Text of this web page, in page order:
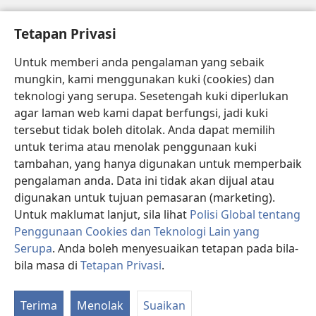
Tetapan Privasi
Untuk memberi anda pengalaman yang sebaik
mungkin, kami menggunakan kuki (cookies) dan
teknologi yang serupa. Sesetengah kuki diperlukan
agar laman web kami dapat berfungsi, jadi kuki
tersebut tidak boleh ditolak. Anda dapat memilih
untuk terima atau menolak penggunaan kuki
tambahan, yang hanya digunakan untuk memperbaik
pengalaman anda. Data ini tidak akan dijual atau
digunakan untuk tujuan pemasaran (marketing).
Untuk maklumat lanjut, sila lihat Polisi Global tentang
Penggunaan Cookies dan Teknologi Lain yang
Serupa. Anda boleh menyesuaikan tetapan pada bila-
bila masa di Tetapan Privasi.
Terima Menolak Suaikan
(membuka
tetingkap
baharu)PERPUSTAKAAN DALAM TALIAN Watchtower
(membuka
tetingkap
baharu)JW Hub ®
(membuka
tetingkap
baharu)
®
Watchtower Library®
Copyright© 2026 Watch Tower Bible and Tract Society of Pennsylvania.
SYARAT PENGGUNAAN | POLISI PRIVASI